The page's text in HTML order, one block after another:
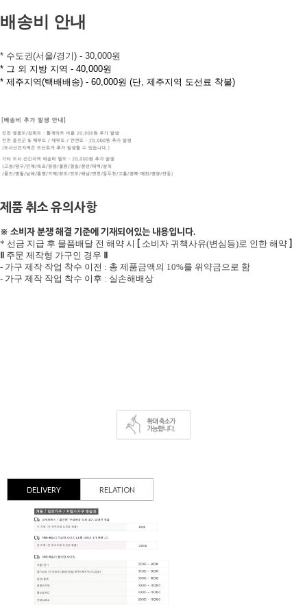
배송비 안내
* 수도권(서울/경기) - 30,000원
* 그 외 지방 지역 - 40,000원
* 제주지역(택배배송) - 60,000원 (단, 제주지역 도선료 착불)
제품 취소 유의사항
※ 소비자 분쟁 해결 기준에 기재되어있는 내용입니다.
* 선금 지급 후 물품배달 전 해약 시 [ 소비자 귀책사유(변심등)로 인한 해약 ]
Ⅱ 주문 제작형 가구인 경우 Ⅱ
- 가구 제작 작업 착수 이전 : 총 제품금액의 10%를 위약금으로 함
- 가구 제작 작업 착수 이후 : 실손해배상
DELIVERY RELATION